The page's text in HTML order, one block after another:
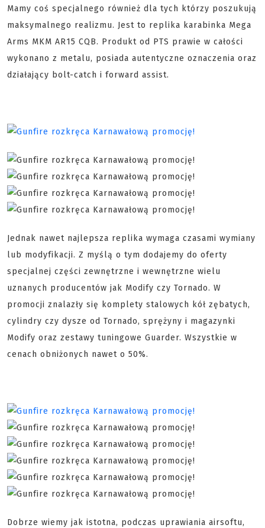
Mamy coś specjalnego również dla tych którzy poszukują
maksymalnego realizmu. Jest to replika karabinka Mega
Arms MKM AR15 CQB. Produkt od PTS prawie w całości
wykonano z metalu, posiada autentyczne oznaczenia oraz
działający bolt-catch i forward assist.
Jednak nawet najlepsza replika wymaga czasami wymiany
lub modyfikacji. Z myślą o tym dodajemy do oferty
specjalnej części zewnętrzne i wewnętrzne wielu
uznanych producentów jak Modify czy Tornado. W
promocji znalazły się komplety stalowych kół zębatych,
cylindry czy dysze od Tornado, sprężyny i magazynki
Modify oraz zestawy tuningowe Guarder. Wszystkie w
cenach obniżonych nawet o 50%.
Dobrze wiemy jak istotna, podczas uprawiania airsoftu,